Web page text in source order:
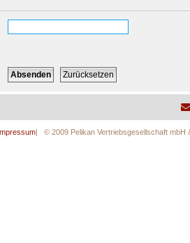
Impressum | © 2009 Pelikan Vertriebsgesellschaft mbH